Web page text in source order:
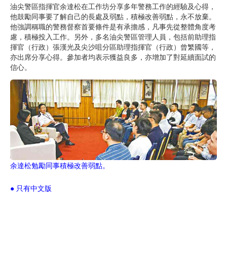
油尖警區指揮官余達松在工作坊分享多年警務工作的經驗及心得，
他鼓勵同事要了解自己的長處及弱點，積極改善弱點，永不放棄。
他強調稱職的警務督察首要條件是有承擔感，凡事先從整體角度考
慮，積極投入工作。另外，多名油尖警區管理人員，包括前助理指
揮官（行政）張漢光及尖沙咀分區助理指揮官（行政）曾繁國等，
亦出席分享心得。參加者均表示獲益良多，亦增加了對延續面試的
信心。
余達松勉勵同事積極改善弱點。
● 只有中文版